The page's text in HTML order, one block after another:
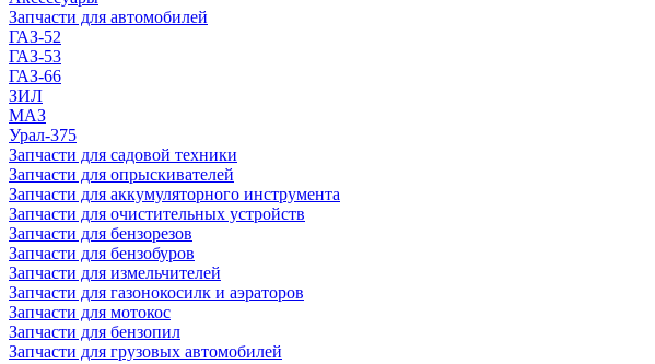
Запчасти для автомобилей
ГАЗ-52
ГАЗ-53
ГАЗ-66
ЗИЛ
МАЗ
Урал-375
Запчасти для садовой техники
Запчасти для опрыскивателей
Запчасти для аккумуляторного инструмента
Запчасти для очистительных устройств
Запчасти для бензорезов
Запчасти для бензобуров
Запчасти для измельчителей
Запчасти для газонокосилк и аэраторов
Запчасти для мотокос
Запчасти для бензопил
Запчасти для грузовых автомобилей